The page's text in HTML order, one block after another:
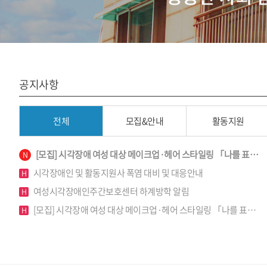
공지사항
전체 모집&안내 활동지원
N [모집] 시각장애 여성 대상 메이크업·헤어 스타일링 「나를 표…
H 시각장애인 및 활동지원사 폭염 대비 및 대응안내
H 여성시각장애인주간보호센터 하계방학 알림
H [모집] 시각장애 여성 대상 메이크업·헤어 스타일링 「나를 표…